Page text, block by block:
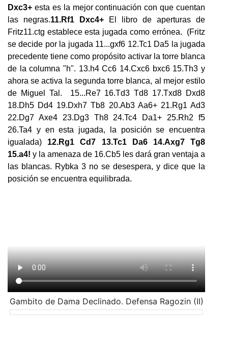
Dxc3+ esta es la mejor continuación con que cuentan
las negras.11.Rf1 Dxc4+
El libro de aperturas de
Fritz11.ctg establece esta jugada como errónea. (Fritz
se decide por la jugada 11...gxf6 12.Tc1 Da5 la jugada
precedente tiene como propósito activar la torre blanca
de la columna "h". 13.h4 Cc6 14.Cxc6 bxc6 15.Th3 y
ahora se activa la segunda torre blanca, al mejor estilo
de Miguel Tal. 15...Re7 16.Td3 Td8 17.Txd8 Dxd8
18.Dh5 Dd4 19.Dxh7 Tb8 20.Ab3 Aa6+ 21.Rg1 Ad3
22.Dg7 Axe4 23.Dg3 Th8 24.Tc4 Da1+ 25.Rh2 f5
26.Ta4 y en esta jugada, la posición se encuentra
igualada) 12.Rg1 Cd7 13.Tc1 Da6 14.Axg7 Tg8
15.a4! y la amenaza de 16.Cb5 les dará gran ventaja a
las blancas. Rybka 3 no se desespera, y dice que la
posición se encuentra equilibrada.
Gambito de Dama Declinado. Defensa Ragozin (II)